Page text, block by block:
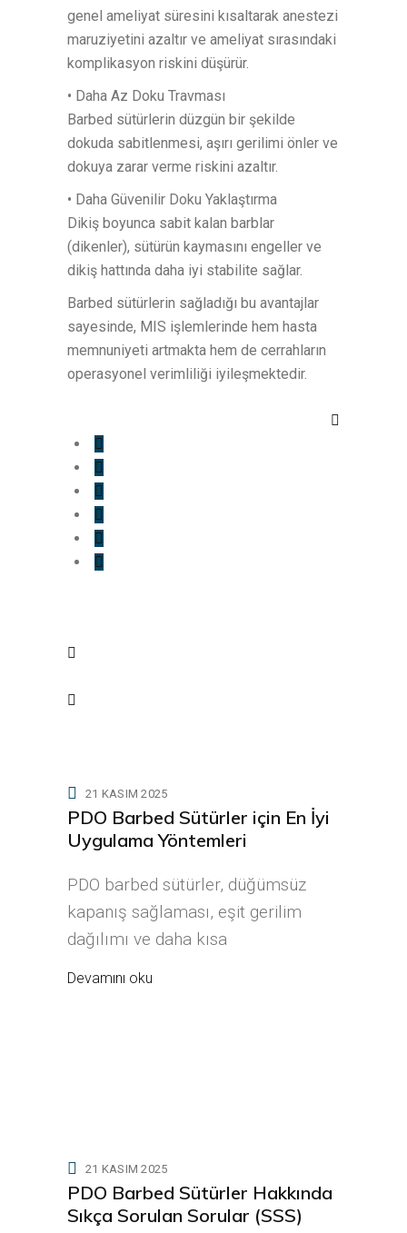
genel ameliyat süresini kısaltarak anestezi
maruziyetini azaltır ve ameliyat sırasındaki
komplikasyon riskini düşürür.
• Daha Az Doku Travması
Barbed sütürlerin düzgün bir şekilde
dokuda sabitlenmesi, aşırı gerilimi önler ve
dokuya zarar verme riskini azaltır.
• Daha Güvenilir Doku Yaklaştırma
Dikiş boyunca sabit kalan barblar
(dikenler), sütürün kaymasını engeller ve
dikiş hattında daha iyi stabilite sağlar.
Barbed sütürlerin sağladığı bu avantajlar
sayesinde, MIS işlemlerinde hem hasta
memnuniyeti artmakta hem de cerrahların
operasyonel verimliliği iyileşmektedir.
21 KASIM 2025
PDO Barbed Sütürler için En İyi
Uygulama Yöntemleri
PDO barbed sütürler, düğümsüz
kapanış sağlaması, eşit gerilim
dağılımı ve daha kısa
Devamını oku
21 KASIM 2025
PDO Barbed Sütürler Hakkında
Sıkça Sorulan Sorular (SSS)